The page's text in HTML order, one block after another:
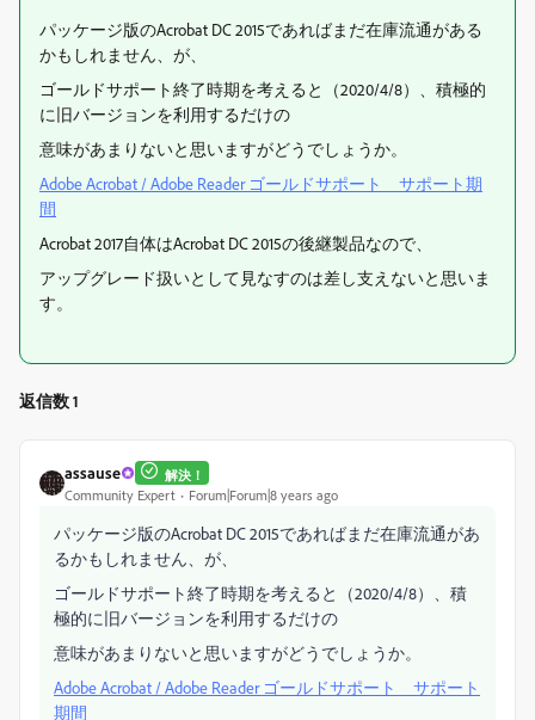
パッケージ版のAcrobat DC 2015であればまだ在庫流通がある
かもしれません、が、
ゴールドサポート終了時期を考えると（2020/4/8）、積極的
に旧バージョンを利用するだけの
意味があまりないと思いますがどうでしょうか。
Adobe Acrobat / Adobe Reader ゴールドサポート サポート期
間
Acrobat 2017自体はAcrobat DC 2015の後継製品なので、
アップグレード扱いとして見なすのは差し支えないと思いま
す。
返信数 1
assause 解決！
Community Expert Forum|Forum|8 years ago
パッケージ版のAcrobat DC 2015であればまだ在庫流通があ
るかもしれません、が、
ゴールドサポート終了時期を考えると（2020/4/8）、積
極的に旧バージョンを利用するだけの
意味があまりないと思いますがどうでしょうか。
Adobe Acrobat / Adobe Reader ゴールドサポート サポート
期間